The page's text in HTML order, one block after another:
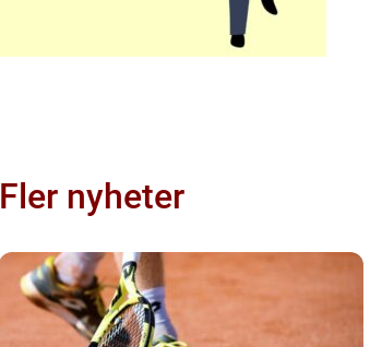
Fler nyheter